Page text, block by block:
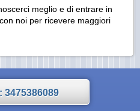
meglio e di entrare in
noi per ricevere maggiori
3475386089